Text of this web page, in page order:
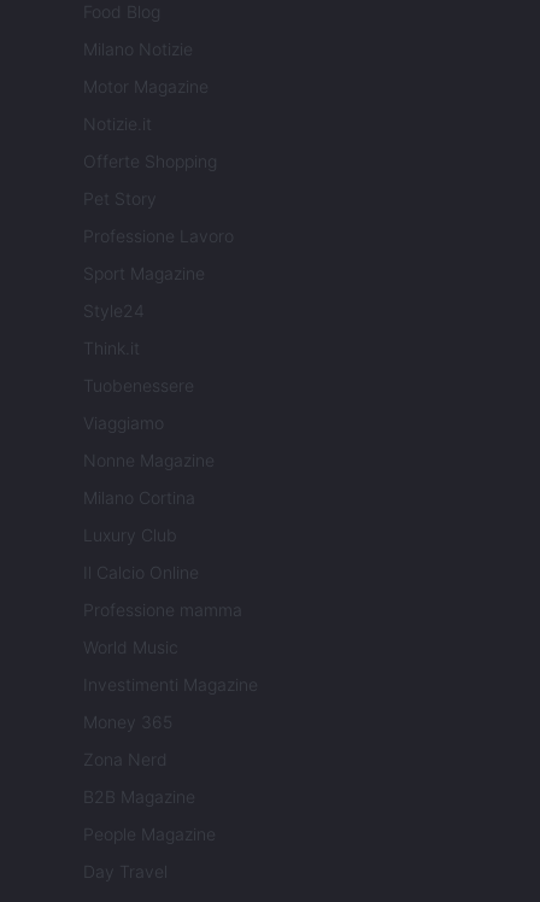
Food Blog
Milano Notizie
Motor Magazine
Notizie.it
Offerte Shopping
Pet Story
Professione Lavoro
Sport Magazine
Style24
Think.it
Tuobenessere
Viaggiamo
Nonne Magazine
Milano Cortina
Luxury Club
Il Calcio Online
Professione mamma
World Music
Investimenti Magazine
Money 365
Zona Nerd
B2B Magazine
People Magazine
Day Travel